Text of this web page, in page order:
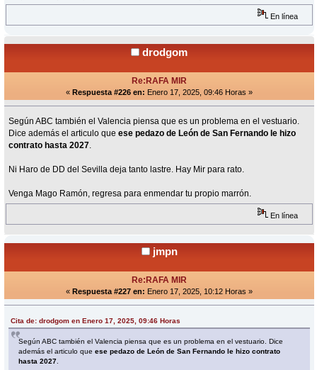
En línea
drodgom
Re:RAFA MIR
« Respuesta #226 en: Enero 17, 2025, 09:46 Horas »
Según ABC también el Valencia piensa que es un problema en el vestuario.
Dice además el articulo queese pedazo de León de San Fernando le hizo
contrato hasta 2027
Ni Haro de DD del Sevilla deja tanto lastre. Hay Mir para rato.
Venga Mago Ramón, regresa para enmendar tu propio marrón.
En línea
jmpn
Re:RAFA MIR
« Respuesta #227 en: Enero 17, 2025, 10:12 Horas »
Cita de: drodgom en Enero 17, 2025, 09:46 Horas
Según ABC también el Valencia piensa que es un problema en el vestuario. Dice
además el articulo queese pedazo de León de San Fernando le hizo contrato
hasta 2027